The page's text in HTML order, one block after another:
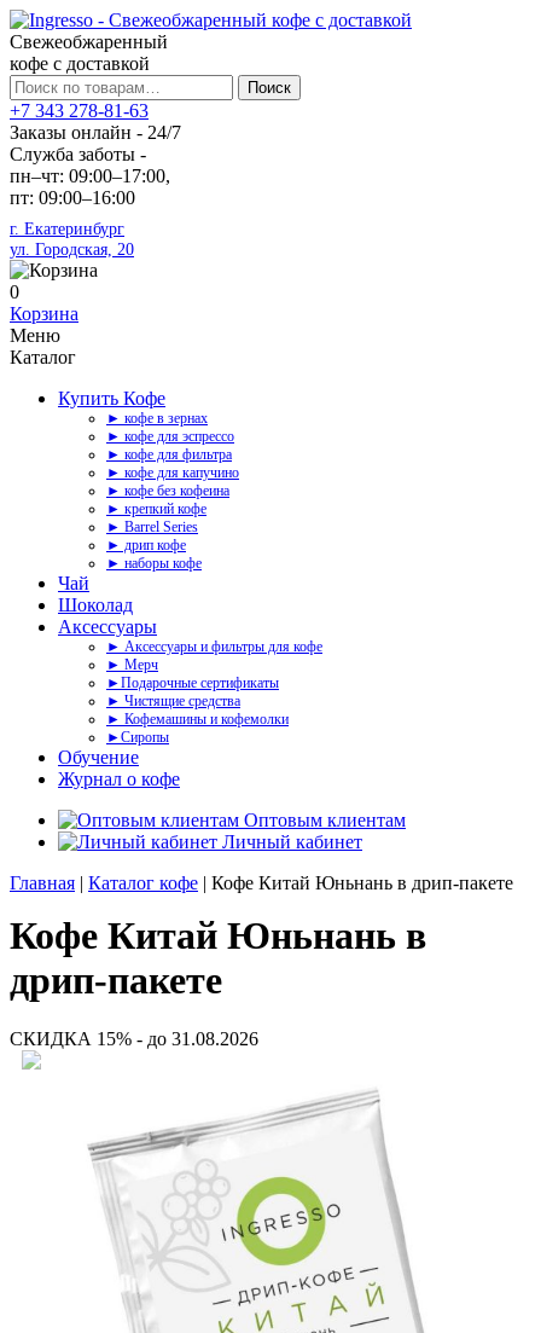
Свежеобжаренный
кофе с доставкой
Искать:
Поиск
+7 343 278-81-63
Заказы онлайн - 24/7
Служба заботы -
пн–чт: 09:00–17:00,
пт: 09:00–16:00
г. Екатеринбург
ул. Городская, 20
0
Корзина
Меню
Каталог
Купить Кофе
► кофе в зернах
► кофе для эспрессо
► кофе для фильтра
► кофе для капучино
► кофе без кофеина
► крепкий кофе
► Barrel Series
► дрип кофе
► наборы кофе
Чай
Шоколад
Аксессуары
► Аксессуары и фильтры для кофе
► Мерч
►Подарочные сертификаты
► Чистящие средства
► Кофемашины и кофемолки
►Сиропы
Обучение
Журнал о кофе
Оптовым клиентам
Личный кабинет
Главная | Каталог кофе | Кофе Китай Юньнань в дрип-пакете
Кофе Китай Юньнань в
дрип-пакете
СКИДКА 15% - до 31.08.2026